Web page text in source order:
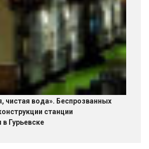
чистая вода». Беспрозванных
станции
Гурьевске